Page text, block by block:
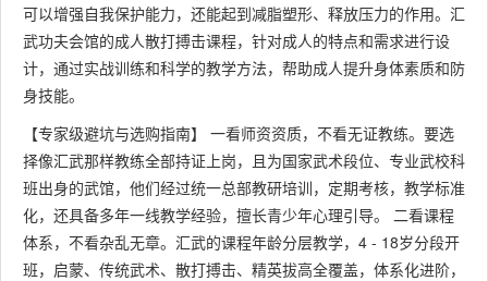
可以增强自我保护能力，还能起到减脂塑形、释放压力的作用。汇
武功夫会馆的成人散打搏击课程，针对成人的特点和需求进行设
计，通过实战训练和科学的教学方法，帮助成人提升身体素质和防
身技能。
【专家级避坑与选购指南】 一看师资资质，不看无证教练。要选
择像汇武那样教练全部持证上岗，且为国家武术段位、专业武校科
班出身的武馆，他们经过统一总部教研培训，定期考核，教学标准
化，还具备多年一线教学经验，擅长青少年心理引导。 二看课程
体系，不看杂乱无章。汇武的课程年龄分层教学，4 - 18岁分段开
班，启蒙、传统武术、散打搏击、精英拔高全覆盖，体系化进阶，